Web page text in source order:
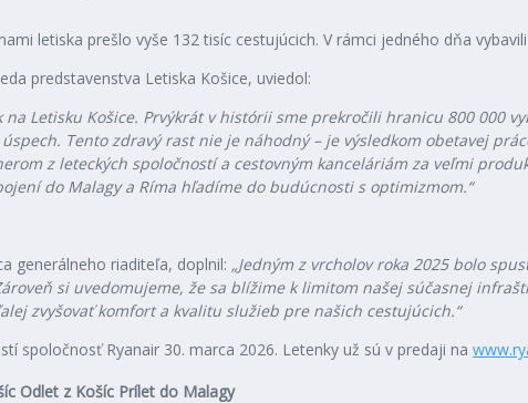
letiska prešlo vyše 132 tisíc cestujúcich. V rámci jedného dňa
predstavenstva Letiska Košice, uviedol:
Letisku Košice. Prvýkrát v histórii sme prekročili hranicu 800 000
Tento zdravý rast nie je náhodný – je výsledkom obetavej
z leteckých spoločností a cestovným kanceláriám za veľmi
do Malagy a Ríma hľadíme do budúcnosti s optimizmom.“
generálneho riaditeľa, doplnil: „Jedným z vrcholov roka 2025 bolo
si uvedomujeme, že sa blížime k limitom našej súčasnej
zvyšovať komfort a kvalitu služieb pre našich cestujúcich.“
spoločnosť Ryanair 30. marca 2026. Letenky už sú v predaji na
Odlet z Košíc Prílet do Malagy